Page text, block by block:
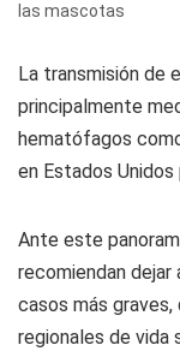
las mascotas
La transmisión de
principalmente
hematófagos
en Estados
Ante este
recomiendan dejar
casos más
regionales de vida